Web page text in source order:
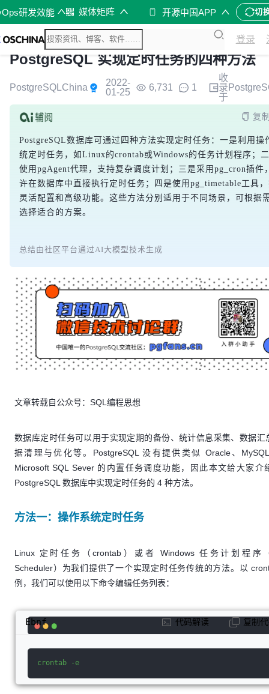
研发效能 媒体矩阵 开源中国APP 切
登录
PostgreSQL 实现定时任务的四种方法
PostgreSQLChina
2022-
01-25
6,731 1
收
录
于
复
PostgreSQL数据库可通过四种方法实现定时任务：一是利用操
统定时任务，如Linux的crontab或Windows的任务计划程序；
使用pgAgent代理，支持复杂调度计划；三是采用pg_cron插件
许在数据库中直接执行定时任务；四是使用pg_timetable工具
灵活配置和高级功能。这些方法分别适用于不同场景，可根据
选择适合的方案。
总结由社区平台通过AI大模型技术生成
文章转载自公众号：SQL编程思想
数据库定时任务可以用于实现定期的备份、统计信息采集、数据汇
据清理与优化等。PostgreSQL 没有提供类似 Oracle、
Microsoft SQL Sever 的内置任务调度功能，因此本文给大家介
PostgreSQL 数据库中实现定时任务的 4 种方法。
方法一：操作系统定时任务
Linux 定时任务（crontab）或者 Windows 任务计划程序
Scheduler）为我们提供了一个实现定时任务传统的方法。以
例，我们可以使用以下命令编辑任务列表：
crontab -e
Ebnf 代码解读 复制